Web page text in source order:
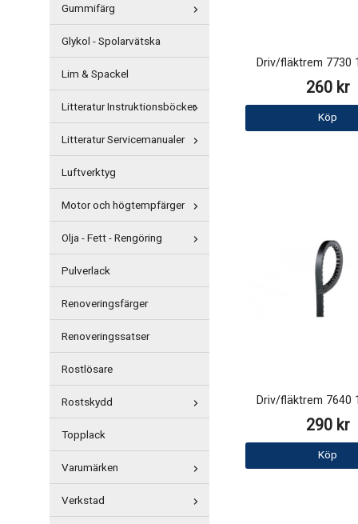
Gummifärg
Glykol - Spolarvätska
Lim & Spackel
Litteratur Instruktionsböcker
Litteratur Servicemanualer
Luftverktyg
Motor och högtempfärger
Olja - Fett - Rengöring
Pulverlack
Renoveringsfärger
Renoveringssatser
Rostlösare
Rostskydd
Topplack
Varumärken
Verkstad
Driv/fläktrem 7730
260 kr
Köp
Driv/fläktrem 7640
290 kr
Köp